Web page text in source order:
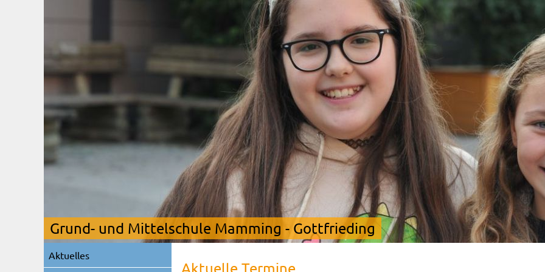
Grund- und Mittelschule Mamming - Gottfrieding
Aktuelle Termine
Navigation
überspringen
Aktuelles